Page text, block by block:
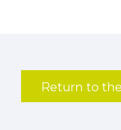
Return to